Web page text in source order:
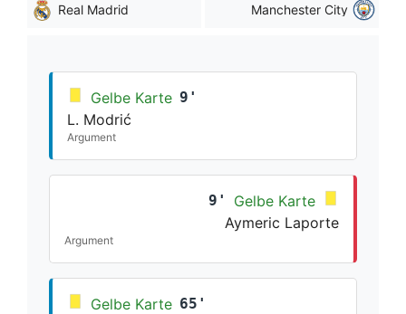
Real Madrid Manchester City
Gelbe Karte 9'
L. Modrić
Argument
9'
Gelbe Karte
Aymeric Laporte
Argument
Gelbe Karte 65'